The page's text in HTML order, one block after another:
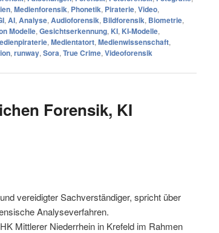
, Medienforensik, Phonetik, Piraterie, Video,
, AI, Analyse, Audioforensik, Bildforensik, Biometrie,
Modelle, Gesichtserkennung, KI, KI-Modelle,
, Medientatort, Medienwissenschaft,
, runway, Sora, True Crime, Videoforensik
Forensik, KI
vereidigter Sachverständiger, spricht über
Analyseverfahren.
Mittlerer Niederrhein in Krefeld im Rahmen